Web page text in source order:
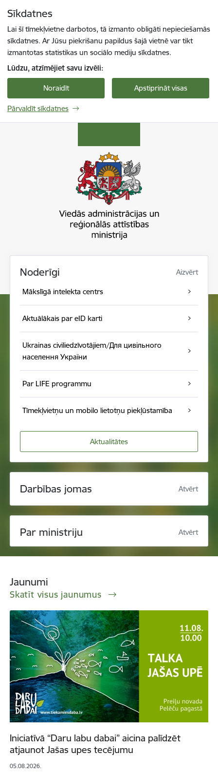
Sīkdatnes
Lai šī tīmekļvietne darbotos, tā izmanto obligāti nepieciešamās
sīkdatnes. Ar Jūsu piekrišanu papildus šajā vietnē var tikt
izmantotas statistikas un sociālo mediju sīkdatnes.
Lūdzu, atzīmējiet savu izvēli:
Noraidīt Apstiprināt visas
Pārvaldīt sīkdatnes
Noderīgi Aizvērt
Mākslīgā intelekta centrs
Aktuālākais par eID karti
Ukrainas civiliedzīvotājiem/Для цивільного
населення України
Par LIFE programmu
Tīmekļvietņu un mobilo lietotņu piekļūstamība
Aktualitātes
Darbības jomas Atvērt
Par ministriju Atvērt
Jaunumi
Skatīt visus jaunumus
Iniciatīvā “Daru labu dabai” aicina palīdzēt
atjaunot Jašas upes tecējumu
05.08.2026.